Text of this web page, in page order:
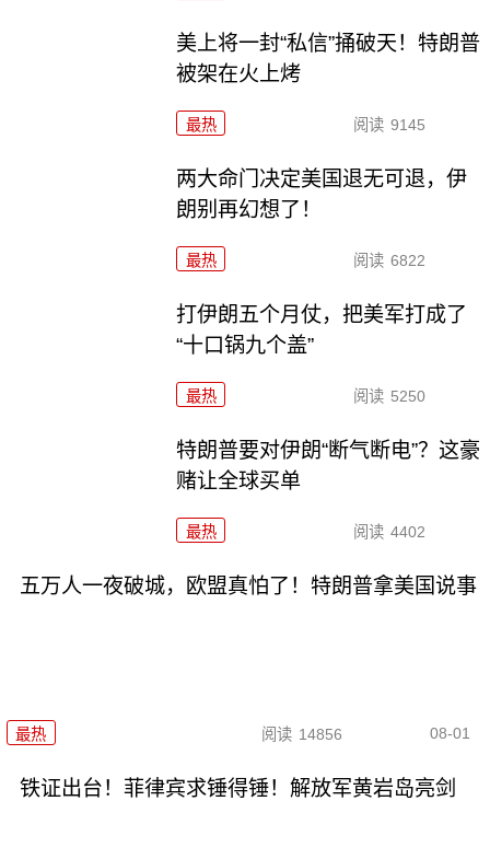
美上将一封“私信”捅破天！特朗普
被架在火上烤
最热 阅读 9145
两大命门决定美国退无可退，伊
朗别再幻想了！
最热 阅读 6822
打伊朗五个月仗，把美军打成了
“十口锅九个盖”
最热 阅读 5250
特朗普要对伊朗“断气断电”？这豪
赌让全球买单
最热 阅读 4402
五万人一夜破城，欧盟真怕了！特朗普拿美国说事
最热 阅读 14856 08-01
铁证出台！菲律宾求锤得锤！解放军黄岩岛亮剑